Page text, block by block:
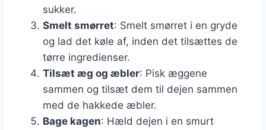
sukker.
Smelt smørret: Smelt smørret i en gryde
og lad det køle af, inden det tilsættes de
tørre ingredienser.
Tilsæt æg og æbler: Pisk æggene
sammen og tilsæt dem til dejen sammen
med de hakkede æbler.
Bage kagen: Hæld dejen i en smurt